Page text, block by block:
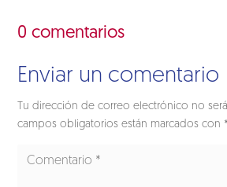
0 comentarios
Enviar un comentario
Tu dirección de correo electrónico no
campos obligatorios están marcados con *